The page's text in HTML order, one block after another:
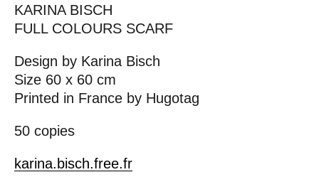
KARINA BISCH
FULL COLOURS SCARF
Design by Karina Bisch
Size 60 x 60 cm
Printed in France by Hugotag
50 copies
karina.bisch.free.fr